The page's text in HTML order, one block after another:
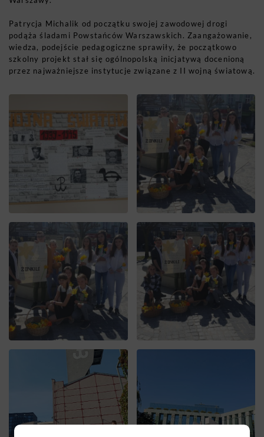
Patrycja Michalik od początku swojej zawodowej drogi
podąża śladami Powstańców Warszawskich. Zaangażowanie,
wiedza, podejście pedagogiczne sprawiły, że początkowo
szkolny projekt stał się ogólnopolską inicjatywą docenioną
przez najważniejsze instytucje związane z II wojną światową.